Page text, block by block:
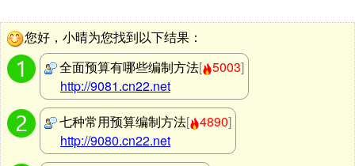
您好，小晴为您找到以下结果：
全面预算有哪些编制方法[ 5003]
http://9081.cn22.net
七种常用预算编制方法[ 4890]
http://9080.cn22.net